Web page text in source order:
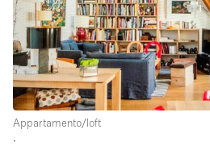
Appartamento/loft
∙